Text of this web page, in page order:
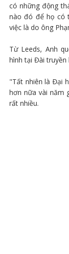
có những động
nào đó để họ có
việc là do ông
Từ Leeds, Anh
hình tại Đài truyền
"Tất nhiên là Đại
hơn nữa vài năm
rất nhiều.